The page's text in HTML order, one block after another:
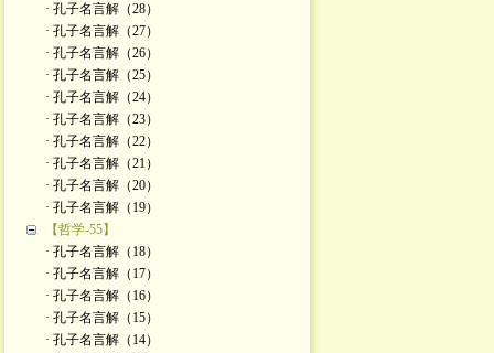
· 孔子名言解（28）
· 孔子名言解（27）
· 孔子名言解（26）
· 孔子名言解（25）
· 孔子名言解（24）
· 孔子名言解（23）
· 孔子名言解（22）
· 孔子名言解（21）
· 孔子名言解（20）
· 孔子名言解（19）
【哲学-55】
· 孔子名言解（18）
· 孔子名言解（17）
· 孔子名言解（16）
· 孔子名言解（15）
· 孔子名言解（14）